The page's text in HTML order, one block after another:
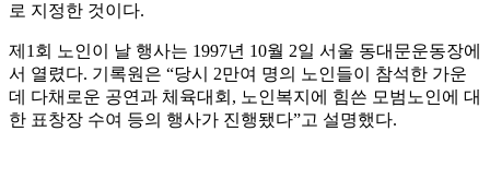
로 지정한 것이다.
제1회 노인이 날 행사는 1997년 10월 2일 서울 동대문운동장에
서 열렸다. 기록원은 “당시 2만여 명의 노인들이 참석한 가운
데 다채로운 공연과 체육대회, 노인복지에 힘쓴 모범노인에 대
한 표창장 수여 등의 행사가 진행됐다”고 설명했다.